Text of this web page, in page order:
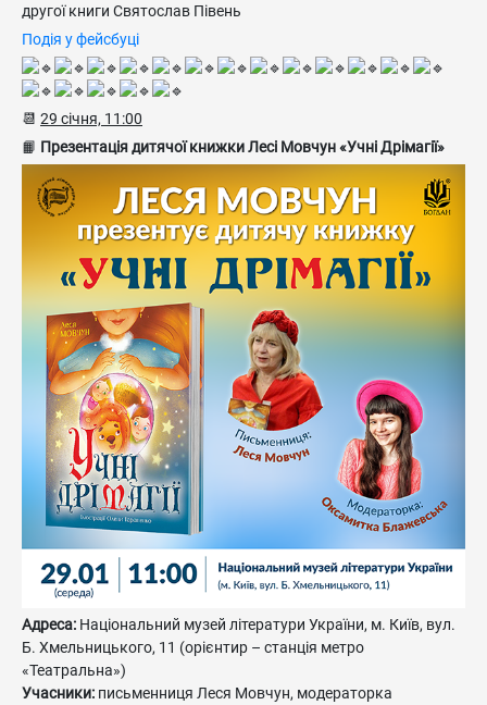
другої книги Святослав Півень
Подія у фейсбуці
📆 29 січня, 11:00
📙 Презентація дитячої книжки Лесі Мовчун «Учні Дрімагії»
Адреса: Національний музей літератури України, м. Київ, вул.
Б. Хмельницького, 11 (орієнтир – станція метро
«Театральна»)
Учасники: письменниця Леся Мовчун, модераторка